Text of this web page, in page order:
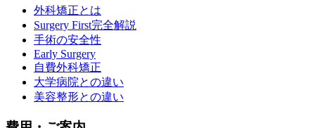
外科矯正とは
Surgery First完全解説
手術の安全性
Early Surgery
自費外科矯正
大学病院との違い
美容整形との違い